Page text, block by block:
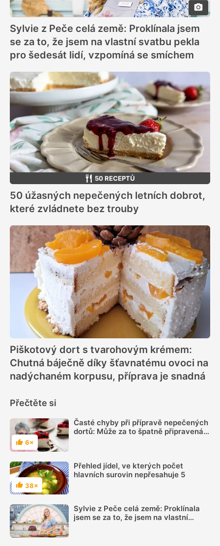
Sylvie z Peče celá země: Proklínala jsem
se za to, že jsem na vlastní svatbu pekla
pro šedesát lidí, vzpomíná se smíchem
50 RECEPTŮ
50 úžasných nepečených letních dobrot,
které zvládnete bez trouby
Piškotový dort s tvarohovým krémem:
Chutná báječně díky šťavnatému ovoci na
nadýchaném korpusu, příprava je snadná
Přečtěte si
Hodnocení
6×
Časté chyby při přípravě nepečených
dortů: Může za to špatně připravená
Hodnocení
38×
Přehled jídel, ve kterých počet
hlavních surovin nepřesahuje 5
Sylvie z Peče celá země: Proklínala
jsem se za to, že jsem na vlastní